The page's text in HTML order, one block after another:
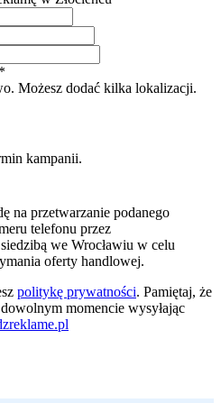
Możesz dodać kilka lokalizacji.
kampanii.
na przetwarzanie podanego
telefonu przez
we Wrocławiu w celu
oferty handlowej.
politykę prywatności. Pamiętaj, że
momencie wysyłając